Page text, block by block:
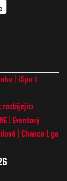
iSport
rozbíjející
Eventový
Chance Liga